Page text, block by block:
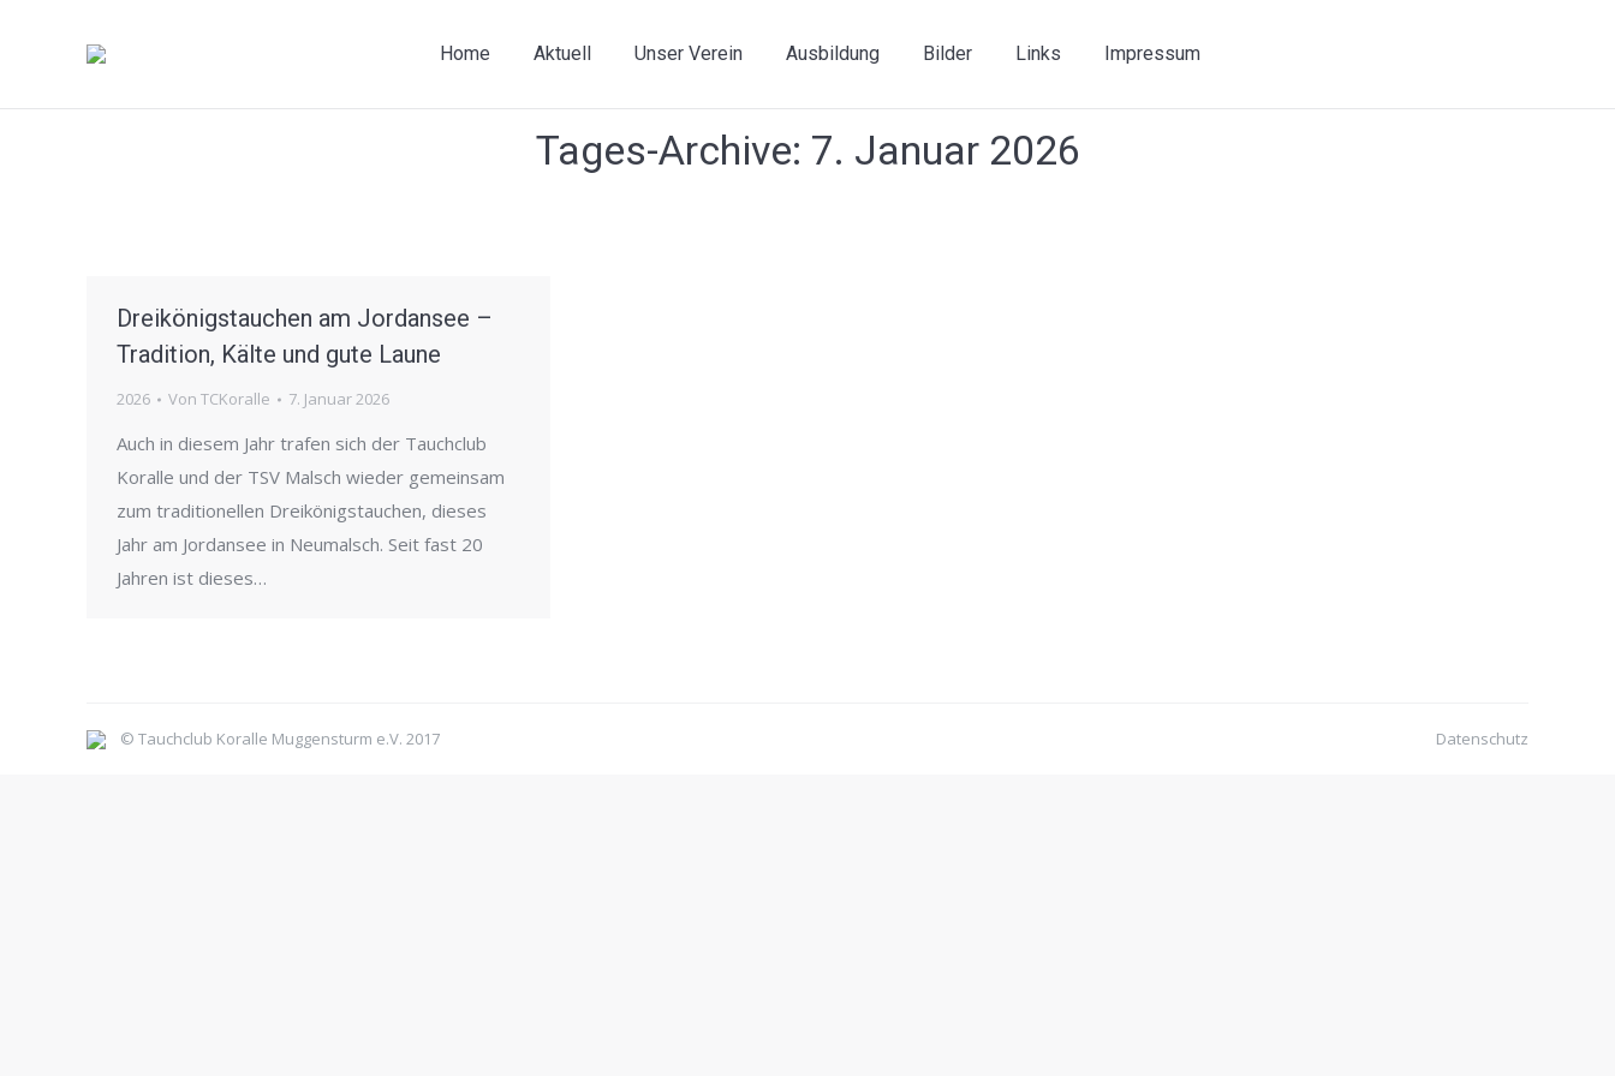
Home Aktuell Unser Verein Ausbildung Bilder Links Impressum
Tages-Archive: 7. Januar 2026
Dreikönigstauchen am Jordansee –
Tradition, Kälte und gute Laune
2026 Von TCKoralle 7. Januar 2026
Auch in diesem Jahr trafen sich der Tauchclub
Koralle und der TSV Malsch wieder gemeinsam
zum traditionellen Dreikönigstauchen, dieses
Jahr am Jordansee in Neumalsch. Seit fast 20
Jahren ist dieses…
© Tauchclub Koralle Muggensturm e.V. 2017 Datenschutz